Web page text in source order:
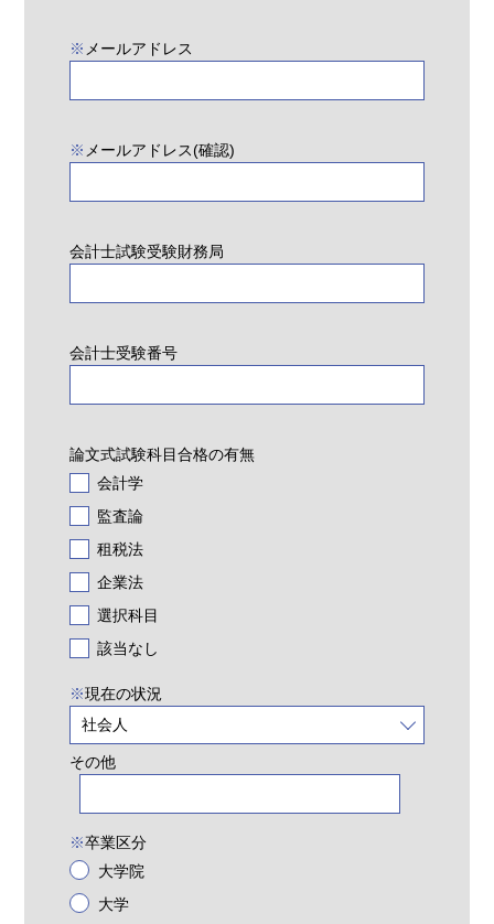
※ メールアドレス
※ メールアドレス(確認)
会計士試験受験財務局
会計士受験番号
論文式試験科目合格の有無
会計学
監査論
租税法
企業法
選択科目
該当なし
※現在の状況
その他
※卒業区分
大学院
大学